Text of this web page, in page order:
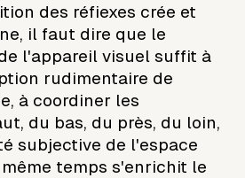
des réfiexes crée et
il faut dire que le
l'appareil visuel suffit à
rudimentaire de
à coordiner les
du bas, du près, du loin,
subjective de l'espace
temps s'enrichit le